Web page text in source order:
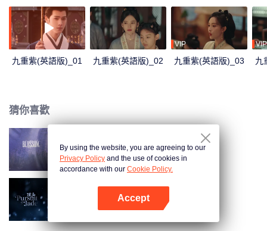
經彼此猜忌的他們在相互幫扶中共渡難關，也由此漸漸相知相惜、互為知己。
不料風雨欲來、朝堂驟變，竇昭與宋墨攜手面對危局，共同挽救家族命運、解
開英國公府換子疑雲、成功阻止遼王謀逆，平忠臣冤案、保家國安寧，活出了
真正屬於自己的人生。
九重紫(英語版)_01 九重紫(英語版)_02
VIP
九重紫(英語版)_03
VIP
九
猜你喜歡
九重紫
逐玉（英語版）
By using the website, you are agreeing to our
Privacy Policy and the use of cookies in
accordance with our Cookie Policy.
Accept